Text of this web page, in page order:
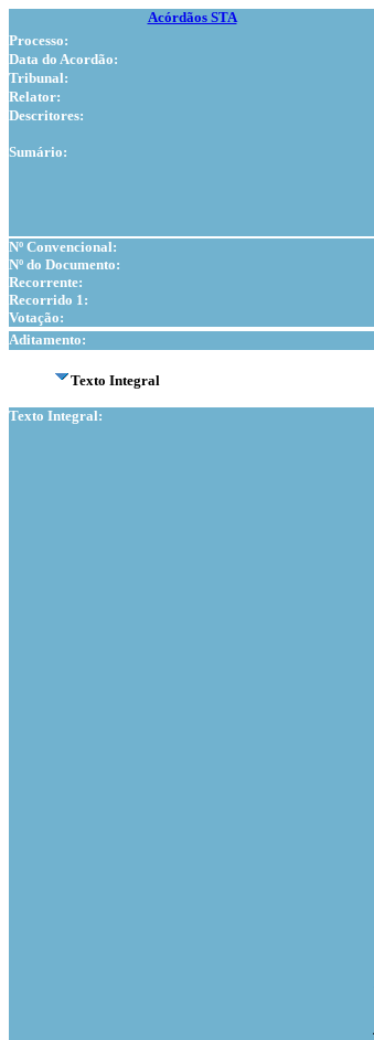
Acórdãos STA
Processo:
Data do Acordão:
Tribunal:
Relator:
Descritores:
Sumário:
Nº Convencional:
Nº do Documento:
Recorrente:
Recorrido 1:
Votação:
Aditamento:
Texto Integral
Texto Integral: